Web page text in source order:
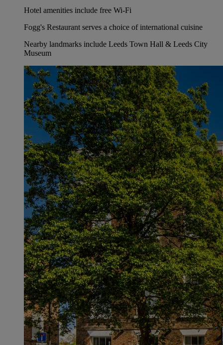
Hotel amenities include free Wi-Fi
Fogg's Restaurant serves a choice of international cuisine
Nearby landmarks include Leeds Town Hall & Leeds City
Museum